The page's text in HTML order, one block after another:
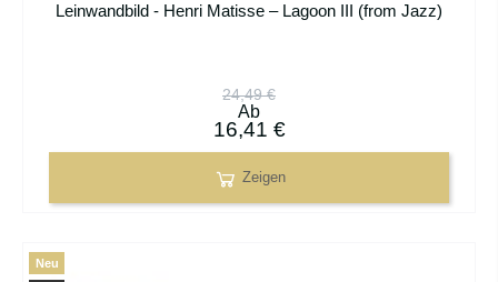
Leinwandbild - Henri Matisse – Lagoon III (from Jazz)
24,49 €
Ab
16,41 €
Zeigen
Neu